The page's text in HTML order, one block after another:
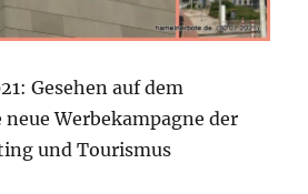
Gesehen auf dem
neue Werbekampagne der
und Tourismus